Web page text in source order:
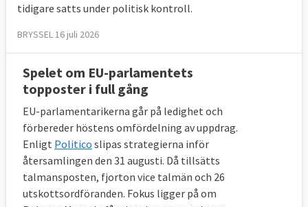
tidigare satts under politisk kontroll.
BRYSSEL 16 juli 2026
Spelet om EU-parlamentets
topposter i full gång
EU-parlamentarikerna går på ledighet och
förbereder höstens omfördelning av uppdrag.
Enligt Politico slipas strategierna inför
återsamlingen den 31 augusti. Då tillsätts
talmansposten, fjorton vice talmän och 26
utskottsordföranden. Fokus ligger på om